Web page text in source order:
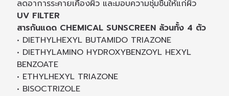
ลดอาการระคายเคืองผิว และมอบความชุ่มชื้นให้แก่ผิว
UV FILTER
สารกันแดด CHEMICAL SUNSCREEN ล้วนทั้ง 4 ตัว
• DIETHYLHEXYL BUTAMIDO TRIAZONE
• DIETHYLAMINO HYDROXYBENZOYL HEXYL
BENZOATE
• ETHYLHEXYL TRIAZONE
• BISOCTRIZOLE